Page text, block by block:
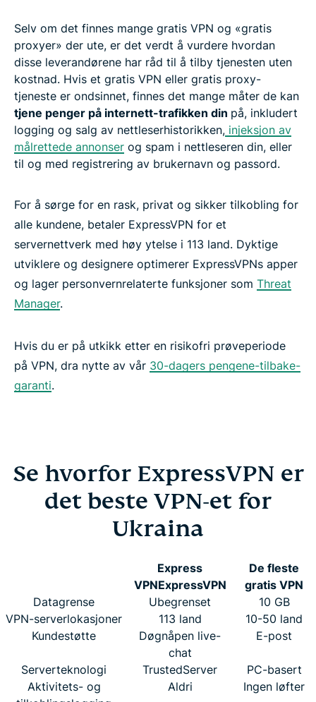
Selv om det finnes mange gratis VPN og «gratis
proxyer» der ute, er det verdt å vurdere hvordan
disse leverandørene har råd til å tilby tjenesten uten
kostnad. Hvis et gratis VPN eller gratis proxy-
tjeneste er ondsinnet, finnes det mange måter de kan
tjene penger på internett-trafikken din på, inkludert
logging og salg av nettleserhistorikken, injeksjon av
målrettede annonser og spam i nettleseren din, eller
til og med registrering av brukernavn og passord.
For å sørge for en rask, privat og sikker tilkobling for
alle kundene, betaler ExpressVPN for et
servernettverk med høy ytelse i 113 land. Dyktige
utviklere og designere optimerer ExpressVPNs apper
og lager personvernrelaterte funksjoner som Threat
Manager.
Hvis du er på utkikk etter en risikofri prøveperiode
på VPN, dra nytte av vår 30-dagers pengene-tilbake-
garanti.
Se hvorfor ExpressVPN er
det beste VPN-et for
Ukraina
Express
VPNExpressVPN
De fleste
gratis VPN
Datagrense
Ubegrenset
10 GB
VPN-serverlokasjoner
113 land
10-50 land
Kundestøtte
Døgnåpen live-
chat
E-post
Serverteknologi TrustedServer
PC-basert
Aktivitets- og
Aldri Ingen løfter